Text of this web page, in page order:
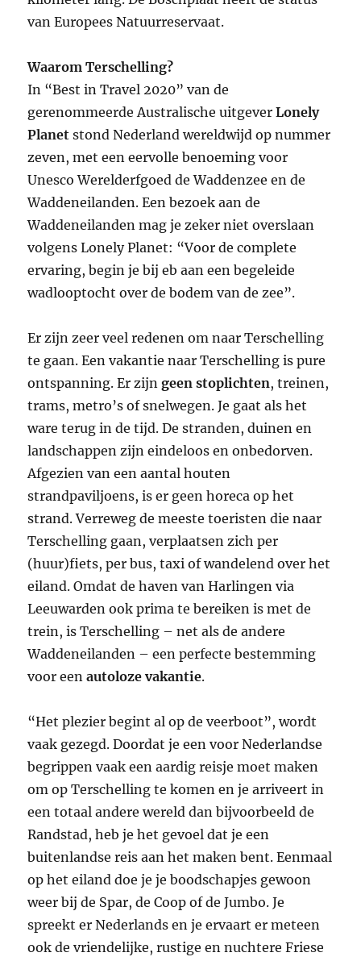
van Europees Natuurreservaat.
Waarom Terschelling?
In “Best in Travel 2020” van de
gerenommeerde Australische uitgeverLonely
Planet stond Nederland wereldwijd op nummer
zeven, met een eervolle benoeming voor
Unesco Werelderfgoed de Waddenzee en de
Waddeneilanden. Een bezoek aan de
Waddeneilanden mag je zeker niet overslaan
volgens Lonely Planet: “Voor de complete
ervaring, begin je bij eb aan een begeleide
wadlooptocht over de bodem van de zee”.
Er zijn zeer veel redenen om naar Terschelling
te gaan. Een vakantie naar Terschelling is pure
ontspanning. Er zijngeen stoplichten, treinen,
trams, metro’s of snelwegen. Je gaat als het
ware terug in de tijd. De stranden, duinen en
landschappen zijn eindeloos en onbedorven.
Afgezien van een aantal houten
strandpaviljoens, is er geen horeca op het
strand. Verreweg de meeste toeristen die naar
Terschelling gaan, verplaatsen zich per
(huur)fiets, per bus, taxi of wandelend over het
eiland. Omdat de haven van Harlingen via
Leeuwarden ook prima te bereiken is met de
trein, is Terschelling – net als de andere
Waddeneilanden – een perfecte bestemming
voor eenautoloze vakantie.
“Het plezier begint al op de veerboot”, wordt
vaak gezegd. Doordat je een voor Nederlandse
begrippen vaak een aardig reisje moet maken
om op Terschelling te komen en je arriveert in
een totaal andere wereld dan bijvoorbeeld de
Randstad, heb je het gevoel dat je een
buitenlandse reis aan het maken bent. Eenmaal
op het eiland doe je je boodschapjes gewoon
weer bij de Spar, de Coop of de Jumbo. Je
spreekt er Nederlands en je ervaart er meteen
ook de vriendelijke, rustige en nuchtere Friese